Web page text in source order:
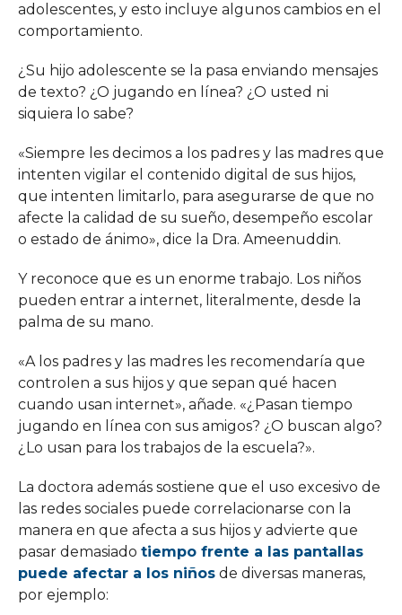
adolescentes, y esto incluye algunos cambios en el
comportamiento.
¿Su hijo adolescente se la pasa enviando mensajes
de texto? ¿O jugando en línea? ¿O usted ni
siquiera lo sabe?
«Siempre les decimos a los padres y las madres que
intenten vigilar el contenido digital de sus hijos,
que intenten limitarlo, para asegurarse de que no
afecte la calidad de su sueño, desempeño escolar
o estado de ánimo», dice la Dra. Ameenuddin.
Y reconoce que es un enorme trabajo. Los niños
pueden entrar a internet, literalmente, desde la
palma de su mano.
«A los padres y las madres les recomendaría que
controlen a sus hijos y que sepan qué hacen
cuando usan internet», añade. «¿Pasan tiempo
jugando en línea con sus amigos? ¿O buscan algo?
¿Lo usan para los trabajos de la escuela?».
La doctora además sostiene que el uso excesivo de
las redes sociales puede correlacionarse con la
manera en que afecta a sus hijos y advierte que
pasar demasiado tiempo frente a las pantallas
puede afectar a los niñosde diversas maneras,
por ejemplo: